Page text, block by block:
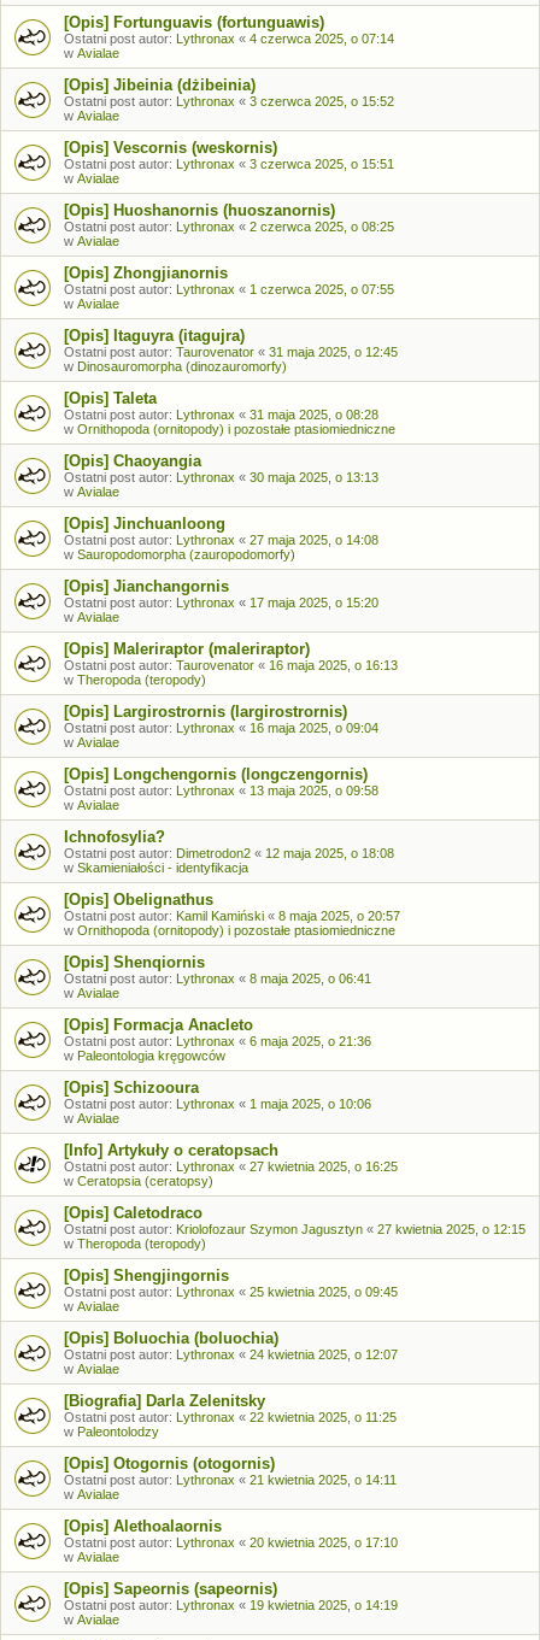
[Opis] Fortunguavis (fortunguawis)
Ostatni post autor: Lythronax « 4 czerwca 2025, o 07:14
w Avialae
[Opis] Jibeinia (dżibeinia)
Ostatni post autor: Lythronax « 3 czerwca 2025, o 15:52
w Avialae
[Opis] Vescornis (weskornis)
Ostatni post autor: Lythronax « 3 czerwca 2025, o 15:51
w Avialae
[Opis] Huoshanornis (huoszanornis)
Ostatni post autor: Lythronax « 2 czerwca 2025, o 08:25
w Avialae
[Opis] Zhongjianornis
Ostatni post autor: Lythronax « 1 czerwca 2025, o 07:55
w Avialae
[Opis] Itaguyra (itagujra)
Ostatni post autor: Taurovenator « 31 maja 2025, o 12:45
w Dinosauromorpha (dinozauromorfy)
[Opis] Taleta
Ostatni post autor: Lythronax « 31 maja 2025, o 08:28
w Ornithopoda (ornitopody) i pozostałe ptasiomiedniczne
[Opis] Chaoyangia
Ostatni post autor: Lythronax « 30 maja 2025, o 13:13
w Avialae
[Opis] Jinchuanloong
Ostatni post autor: Lythronax « 27 maja 2025, o 14:08
w Sauropodomorpha (zauropodomorfy)
[Opis] Jianchangornis
Ostatni post autor: Lythronax « 17 maja 2025, o 15:20
w Avialae
[Opis] Maleriraptor (maleriraptor)
Ostatni post autor: Taurovenator « 16 maja 2025, o 16:13
w Theropoda (teropody)
[Opis] Largirostrornis (largirostrornis)
Ostatni post autor: Lythronax « 16 maja 2025, o 09:04
w Avialae
[Opis] Longchengornis (longczengornis)
Ostatni post autor: Lythronax « 13 maja 2025, o 09:58
w Avialae
Ichnofosylia?
Ostatni post autor: Dimetrodon2 « 12 maja 2025, o 18:08
w Skamieniałości - identyfikacja
[Opis] Obelignathus
Ostatni post autor: Kamil Kamiński « 8 maja 2025, o 20:57
w Ornithopoda (ornitopody) i pozostałe ptasiomiedniczne
[Opis] Shenqiornis
Ostatni post autor: Lythronax « 8 maja 2025, o 06:41
w Avialae
[Opis] Formacja Anacleto
Ostatni post autor: Lythronax « 6 maja 2025, o 21:36
w Paleontologia kręgowców
[Opis] Schizooura
Ostatni post autor: Lythronax « 1 maja 2025, o 10:06
w Avialae
[Info] Artykuły o ceratopsach
Ostatni post autor: Lythronax « 27 kwietnia 2025, o 16:25
w Ceratopsia (ceratopsy)
[Opis] Caletodraco
Ostatni post autor: Kriolofozaur Szymon Jagusztyn « 27 kwietnia 2025, o 12:15
w Theropoda (teropody)
[Opis] Shengjingornis
Ostatni post autor: Lythronax « 25 kwietnia 2025, o 09:45
w Avialae
[Opis] Boluochia (boluochia)
Ostatni post autor: Lythronax « 24 kwietnia 2025, o 12:07
w Avialae
[Biografia] Darla Zelenitsky
Ostatni post autor: Lythronax « 22 kwietnia 2025, o 11:25
w Paleontolodzy
[Opis] Otogornis (otogornis)
Ostatni post autor: Lythronax « 21 kwietnia 2025, o 14:11
w Avialae
[Opis] Alethoalaornis
Ostatni post autor: Lythronax « 20 kwietnia 2025, o 17:10
w Avialae
[Opis] Sapeornis (sapeornis)
Ostatni post autor: Lythronax « 19 kwietnia 2025, o 14:19
w Avialae